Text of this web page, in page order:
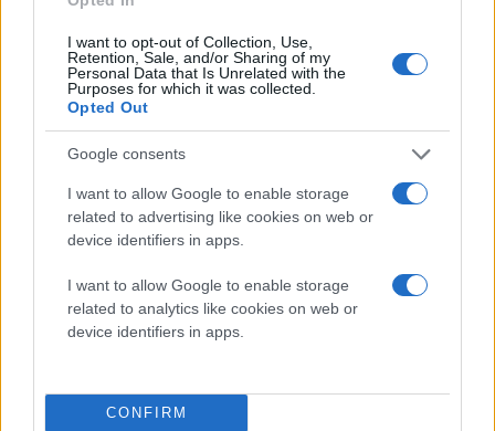
I want to opt-out of Collection, Use,
Retention, Sale, and/or Sharing of my
Personal Data that Is Unrelated with the
Purposes for which it was collected.
Opted Out
Google consents
I want to allow Google to enable storage
related to advertising like cookies on web or
device identifiers in apps.
I want to allow Google to enable storage
related to analytics like cookies on web or
device identifiers in apps.
CONFIRM
να καταλήξουν στο συμπέρασμα ότι μόλις έρχονταν
σε επαφή με τον ιό HIV ήταν σε θέση να
αδρανοποιούν πλήρως τη μολυσματικότητά του.
Ο άργυρος είναι γνωστός για την αντιβακτηριακή του
δράση, η μετατροπή του οποίου σε νανοσωματίδια
την καθιστά ακόμα πιο αποτελεσματική. Επιπλέον, το
μικροσκοπικό μέγεθος των νανοσωματιδιών τους
επιτρέπει να εμποτίζονται στα προφυλακτικά
πολυουρεθάνης χωρίς να αλλάζουν το μέγεθος και το
σχήμα τους.
πλήρως πώς τα νανοσωματίδια του αργύρου